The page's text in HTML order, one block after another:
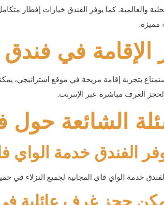
والعالمية. كما يوفر الفندق خيارات إفطار
مميزة.
في فندق
بتجربة إقامة مريحة في موقع استراتيجي،
الغرف مباشرة عبر الإنترنت.
الشائعة حول
الفندق خدمة الواي
خدمة الواي فاي المجانية لجميع النزلاء في
حجز غرف عائلية